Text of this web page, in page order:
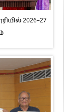
2026–27